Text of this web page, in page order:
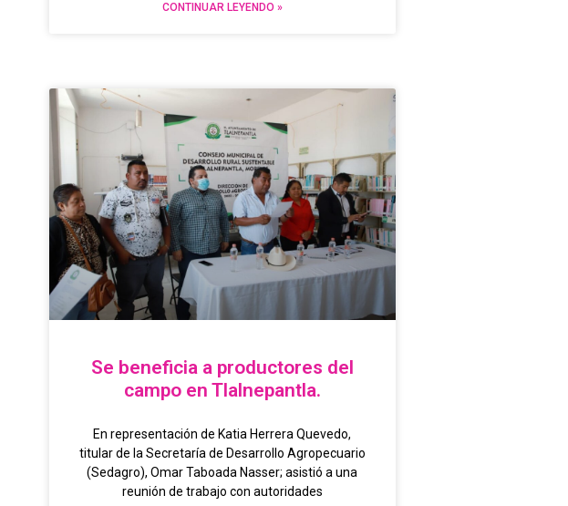
CONTINUAR LEYENDO »
Se beneficia a productores del
campo en Tlalnepantla.
En representación de Katia Herrera Quevedo,
titular de la Secretaría de Desarrollo Agropecuario
(Sedagro), Omar Taboada Nasser; asistió a una
reunión de trabajo con autoridades